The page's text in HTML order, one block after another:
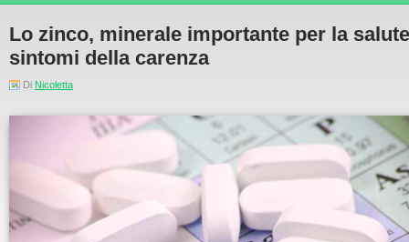
Lo zinco, minerale importante per la
sintomi della carenza
Di Nicoletta